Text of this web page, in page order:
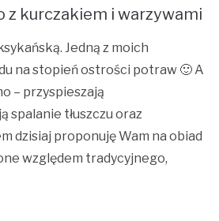
z kurczakiem i warzywami
Jedną z moich
na stopień ostrości potraw 🙂 A
– przyspieszają
spalanie tłuszczu oraz
dzisiaj proponuję Wam na obiad
względem tradycyjnego,